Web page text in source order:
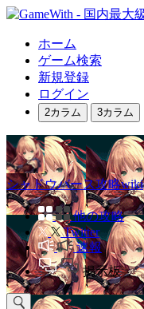
ホーム
ゲーム検索
新規登録
ログイン
2カラム 3カラム
シャドウバース攻略wiki
他の攻略
Twitter
速報
掲示板